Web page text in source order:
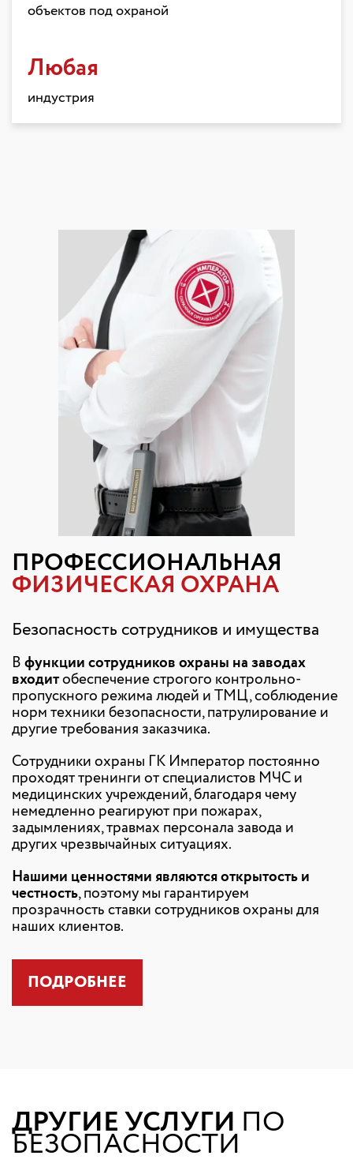
объектов под охраной
Любая
индустрия
ПРОФЕССИОНАЛЬНАЯ
ФИЗИЧЕСКАЯ ОХРАНА
Безопасность сотрудников и имущества
Вфункции сотрудников охраны на заводах
входитобеспечение строгого контрольно-
пропускного режима людей и ТМЦ, соблюдение
норм техники безопасности, патрулирование и
другие требования заказчика.
Сотрудники охраны ГК Император постоянно
проходят тренинги от специалистов МЧС и
медицинских учреждений, благодаря чему
немедленно реагируют при пожарах,
задымлениях, травмах персонала завода и
других чрезвычайных ситуациях.
Нашими ценностями являются открытость и
честность, поэтому мы гарантируем
прозрачность ставки сотрудников охраны для
наших клиентов.
ПОДРОБНЕЕ
ДРУГИЕ УСЛУГИПО
БЕЗОПАСНОСТИ